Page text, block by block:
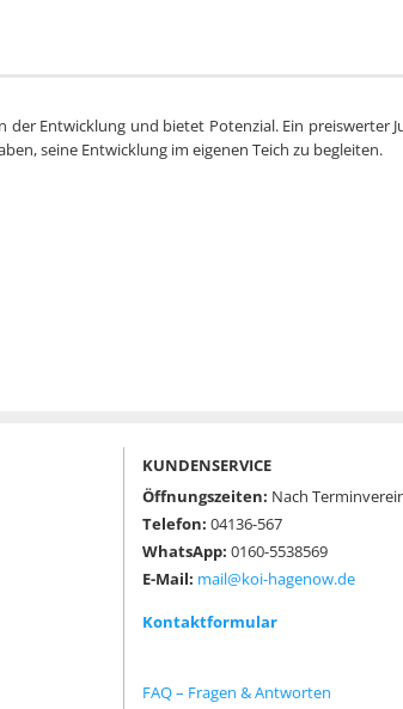
der Entwicklung und bietet Potenzial. Ein preiswerter
seine Entwicklung im eigenen Teich zu begleiten.
KUNDENSERVICE
Öffnungszeiten: Nach
Telefon:04136-567
WhatsApp:0160-5538569
E-Mail: mail@koi-hagenow.de
Kontaktformular
FAQ – Fragen & Antworten